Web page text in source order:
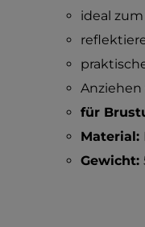
ideal
für
Material:
Gewicht: